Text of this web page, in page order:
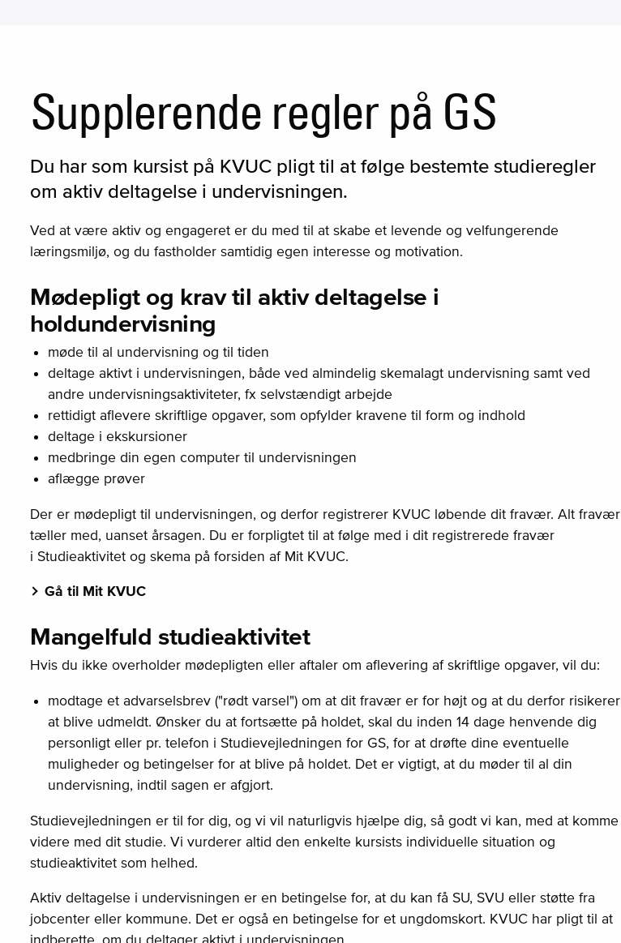
Supplerende regler på GS
Du har som kursist på KVUC pligt til at følge bestemte studieregler
om aktiv deltagelse i undervisningen.
Ved at være aktiv og engageret er du med til at skabe et levende og velfungerende
læringsmiljø, og du fastholder samtidig egen interesse og motivation.
Mødepligt og krav til aktiv deltagelse i
holdundervisning
møde til al undervisning og til tiden
deltage aktivt i undervisningen, både ved almindelig skemalagt undervisning samt ved
andre undervisningsaktiviteter, fx selvstændigt arbejde
rettidigt aflevere skriftlige opgaver, som opfylder kravene til form og indhold
deltage i ekskursioner
medbringe din egen computer til undervisningen
aflægge prøver
Der er mødepligt til undervisningen, og derfor registrerer KVUC løbende dit fravær. Alt fravær
tæller med, uanset årsagen. Du er forpligtet til at følge med i dit registrerede fravær
i Studieaktivitet og skema på forsiden af Mit KVUC.
Gå til Mit KVUC
Mangelfuld studieaktivitet
Hvis du ikke overholder mødepligten eller aftaler om aflevering af skriftlige opgaver, vil du:
modtage et advarselsbrev ("rødt varsel") om at dit fravær er for højt og at du derfor risikerer
at blive udmeldt. Ønsker du at fortsætte på holdet, skal du inden 14 dage henvende dig
personligt eller pr. telefon i Studievejledningen for GS, for at drøfte dine eventuelle
muligheder og betingelser for at blive på holdet. Det er vigtigt, at du møder til al din
undervisning, indtil sagen er afgjort.
Studievejledningen er til for dig, og vi vil naturligvis hjælpe dig, så godt vi kan, med at komme
videre med dit studie. Vi vurderer altid den enkelte kursists individuelle situation og
studieaktivitet som helhed.
Aktiv deltagelse i undervisningen er en betingelse for, at du kan få SU, SVU eller støtte fra
jobcenter eller kommune. Det er også en betingelse for et ungdomskort. KVUC har pligt til at